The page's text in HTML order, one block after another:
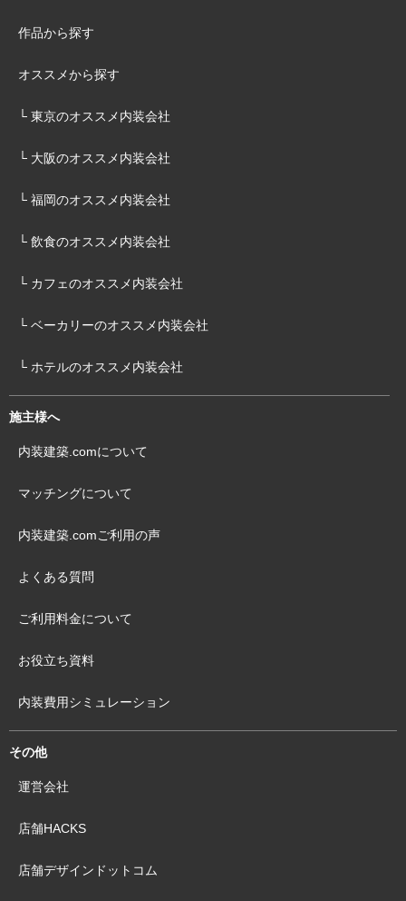
作品から探す
オススメから探す
└ 東京のオススメ内装会社
└ 大阪のオススメ内装会社
└ 福岡のオススメ内装会社
└ 飲食のオススメ内装会社
└ カフェのオススメ内装会社
└ ベーカリーのオススメ内装会社
└ ホテルのオススメ内装会社
施主様へ
内装建築.comについて
マッチングについて
内装建築.comご利用の声
よくある質問
ご利用料金について
お役立ち資料
内装費用シミュレーション
その他
運営会社
店舗HACKS
店舗デザインドットコム